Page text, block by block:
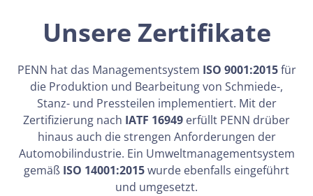
Unsere Zertifikate
PENN hat das Managementsystem ISO 9001:2015für
die Produktion und Bearbeitung von Schmiede-,
Stanz- und Pressteilen implementiert. Mit der
Zertifizierung nach IATF 16949 erfüllt PENN drüber
hinaus auch die strengen Anforderungen der
Automobilindustrie. Ein Umweltmanagementsystem
gemäß ISO 14001:2015wurde ebenfalls eingeführt
und umgesetzt.